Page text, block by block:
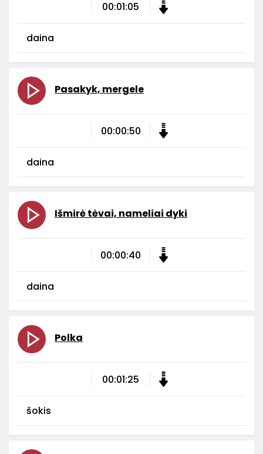
00:01:05
daina
Pasakyk, mergele
00:00:50
daina
Išmirė tėvai, nameliai dyki
00:00:40
daina
Polka
00:01:25
šokis